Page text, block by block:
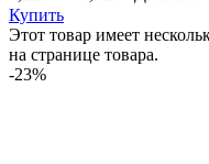
Купить
Этот товар имеет
на странице товара.
-23%